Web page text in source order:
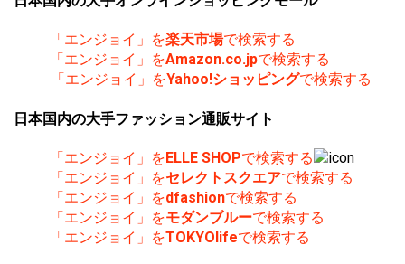
「エンジョイ」を楽天市場で検索する
「エンジョイ」をAmazon.co.jpで検索する
「エンジョイ」をYahoo!ショッピングで検索する
日本国内の大手ファッション通販サイト
「エンジョイ」をELLE SHOPで検索する
「エンジョイ」をセレクトスクエアで検索する
「エンジョイ」をdfashionで検索する
「エンジョイ」をモダンブルーで検索する
「エンジョイ」をTOKYOlifeで検索する